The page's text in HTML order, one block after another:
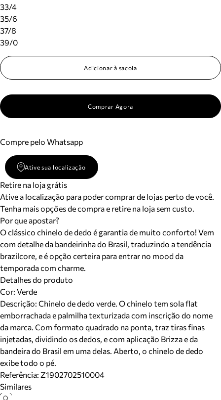
33/4
35/6
37/8
39/0
Adicionar à sacola
Comprar Agora
Compre pelo Whatsapp
Ative sua localização
Retire na loja grátis
Ative a localização para poder comprar de lojas perto de você.
Tenha mais opções de compra e retire na loja sem custo.
Por que apostar?
O clássico chinelo de dedo é garantia de muito conforto! Vem
com detalhe da bandeirinha do Brasil, traduzindo a tendência
brazilcore, e é opção certeira para entrar no mood da
temporada com charme.
Detalhes do produto
Cor: Verde
Descrição: Chinelo de dedo verde. O chinelo tem sola flat
emborrachada e palmilha texturizada com inscrição do nome
da marca. Com formato quadrado na ponta, traz tiras finas
injetadas, dividindo os dedos, e com aplicação Brizza e da
bandeira do Brasil em uma delas. Aberto, o chinelo de dedo
exibe todo o pé.
Referência: Z1902702510004
Similares